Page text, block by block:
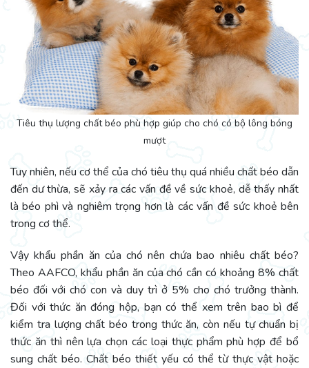
Tiêu thụ lượng chất béo phù hợp giúp cho chó có bộ lông bóng
mượt
Tuy nhiên, nếu cơ thể của chó tiêu thụ quá nhiều chất béo dẫn
đến dư thừa, sẽ xảy ra các vấn đề về sức khoẻ, dễ thấy nhất
là béo phì và nghiêm trọng hơn là các vấn đề sức khoẻ bên
trong cơ thể.
Vậy khẩu phần ăn của chó nên chứa bao nhiêu chất béo?
Theo AAFCO, khẩu phần ăn của chó cần có khoảng 8% chất
béo đối với chó con và duy trì ở 5% cho chó trưởng thành.
Đối với thức ăn đóng hộp, bạn có thể xem trên bao bì để
kiểm tra lượng chất béo trong thức ăn, còn nếu tự chuẩn bị
thức ăn thì nên lựa chọn các loại thực phẩm phù hợp để bổ
sung chất béo. Chất béo thiết yếu có thể từ thực vật hoặc